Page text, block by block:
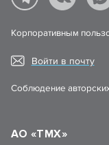
Корпоративным
Войти в почту
Соблюдение
АО «ТМХ»